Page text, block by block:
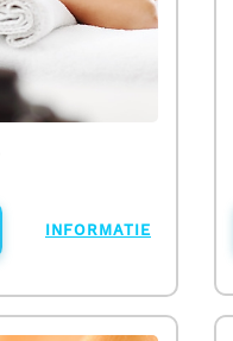
INFORMATIE